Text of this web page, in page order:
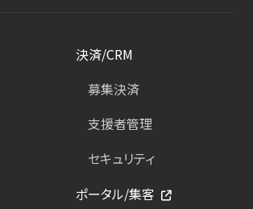
決済/CRM
募集決済
支援者管理
セキュリティ
ポータル/集客